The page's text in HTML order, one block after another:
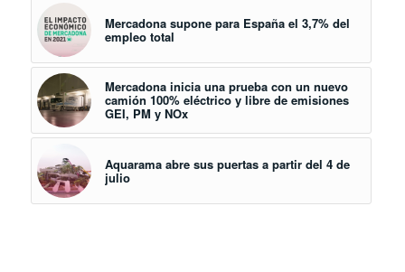
Mercadona supone para España el 3,7% del
empleo total
Mercadona inicia una prueba con un nuevo
camión 100% eléctrico y libre de emisiones
GEI, PM y NOx
Aquarama abre sus puertas a partir del 4 de
julio